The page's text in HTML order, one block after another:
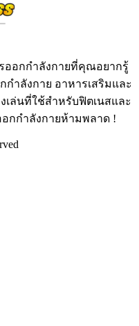
รออกกำลังกายที่คุณอยากรู้
ำลังกาย อาหารเสริมและ
ล่นที่ใช้สำหรับฟิตเนสและ
กกำลังกายห้ามพลาด !